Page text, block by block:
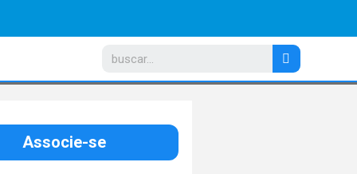
Associe-se